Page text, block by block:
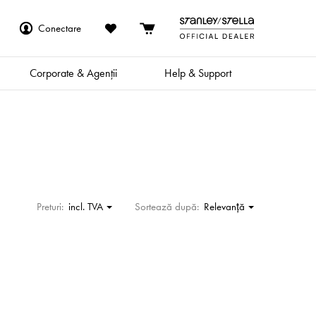
Conectare
Corporate & Agenții Help & Support
Preturi: incl. TVA Sortează după: Relevanţă